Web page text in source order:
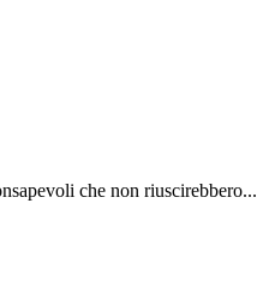
che non riuscirebbero...